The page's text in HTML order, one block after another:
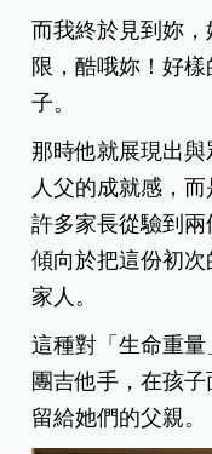
而我終於見到妳
限，酷哦妳！好
子。
那時他就展現出
人父的成就感，
許多家長從驗到
傾向於把這份初
家人。
這種對「生命重
團吉他手，在孩
留給她們的父親。